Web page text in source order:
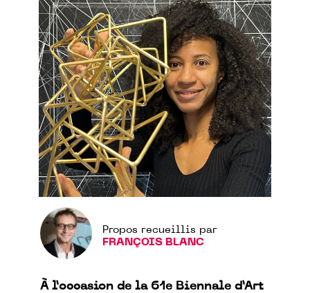
Propos recueillis par
FRANÇOIS BLANC
À l’occasion de la 61e Biennale d’Art